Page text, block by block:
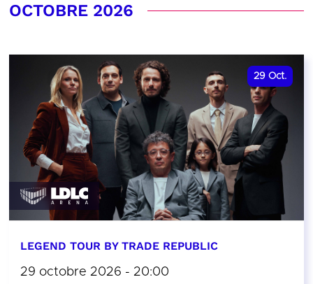
OCTOBRE 2026
29 Oct.
LEGEND TOUR BY TRADE REPUBLIC
29 octobre 2026 - 20:00